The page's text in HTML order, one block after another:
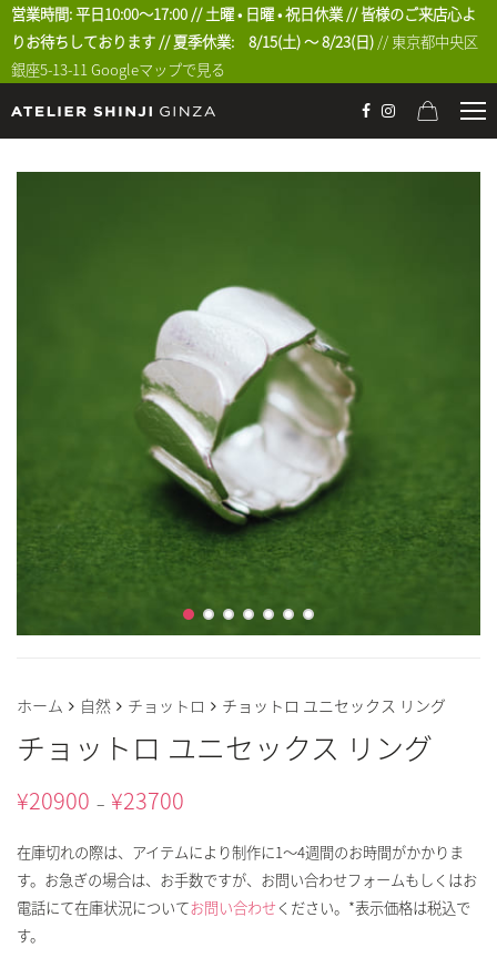
営業時間: 平日10:00〜17:00 // 土曜 • 日曜 • 祝日休業 // 皆様のご来店心よ
りお待ちしております // 夏季休業: 8/15(土) 〜 8/23(日) // 東京都中央区
銀座5-13-11Googleマップで見る
ホーム 自然 チョットロ チョットロ ユニセックス リング
チョットロ ユニセックス リング
¥20900 – ¥23700
在庫切れの際は、アイテムにより制作に1～4週間のお時間がかかりま
す。お急ぎの場合は、お手数ですが、お問い合わせフォームもしくはお
電話にて在庫状況についてお問い合わせ ください。*表示価格は税込で
す。